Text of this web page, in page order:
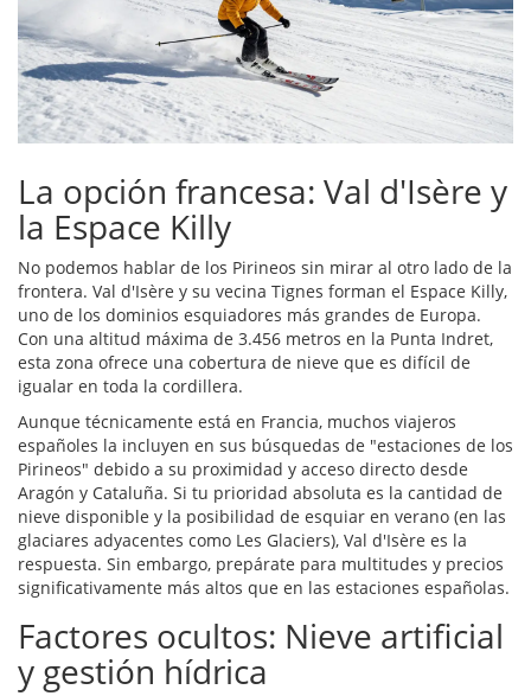
La opción francesa: Val d'Isère y
la Espace Killy
No podemos hablar de los Pirineos sin mirar al otro lado de la
frontera. Val d'Isère y su vecina Tignes forman el Espace Killy,
uno de los dominios esquiadores más grandes de Europa.
Con una altitud máxima de 3.456 metros en la Punta Indret,
esta zona ofrece una cobertura de nieve que es difícil de
igualar en toda la cordillera.
Aunque técnicamente está en Francia, muchos viajeros
españoles la incluyen en sus búsquedas de "estaciones de los
Pirineos" debido a su proximidad y acceso directo desde
Aragón y Cataluña. Si tu prioridad absoluta es la cantidad de
nieve disponible y la posibilidad de esquiar en verano (en las
glaciares adyacentes como Les Glaciers), Val d'Isère es la
respuesta. Sin embargo, prepárate para multitudes y precios
significativamente más altos que en las estaciones españolas.
Factores ocultos: Nieve artificial
y gestión hídrica